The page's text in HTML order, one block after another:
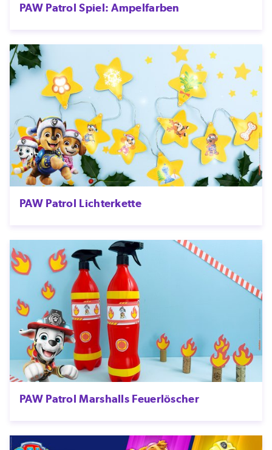
PAW Patrol Spiel: Ampelfarben
PAW Patrol Lichterkette
PAW Patrol Marshalls Feuerlöscher